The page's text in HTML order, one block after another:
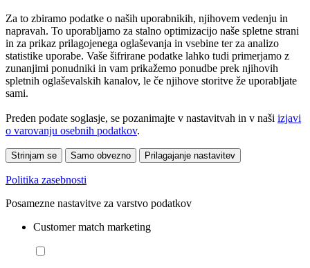
Za to zbiramo podatke o naših uporabnikih, njihovem vedenju in
napravah. To uporabljamo za stalno optimizacijo naše spletne strani
in za prikaz prilagojenega oglaševanja in vsebine ter za analizo
statistike uporabe. Vaše šifrirane podatke lahko tudi primerjamo z
zunanjimi ponudniki in vam prikažemo ponudbe prek njihovih
spletnih oglaševalskih kanalov, le če njihove storitve že uporabljate
sami.
Preden podate soglasje, se pozanimajte v nastavitvah in v naši izjavi
o varovanju osebnih podatkov.
Strinjam se Samo obvezno Prilagajanje nastavitev
Politika zasebnosti
Posamezne nastavitve za varstvo podatkov
Customer match marketing